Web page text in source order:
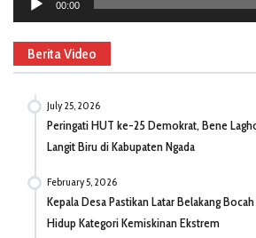
00:00
Berita Video
July 25, 2026
Peringati HUT ke-25 Demokrat, Bene
Langit Biru di Kabupaten Ngada
February 5, 2026
Kepala Desa Pastikan Latar Belakang
Hidup Kategori Kemiskinan Ekstrem